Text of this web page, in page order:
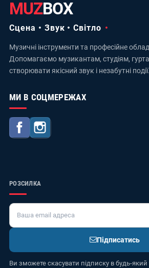
MUZBOX
Сцена • Звук • Світло
Музичні інструменти та професійне
Допомагаємо музикантам, студіям,
створювати якісний звук і незабутні події.
МИ В СОЦМЕРЕЖАХ
Facebook
РОЗСИЛКА
Підписатись
Ви зможете скасувати підписку в будь-